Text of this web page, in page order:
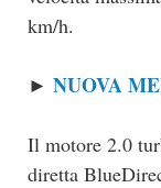
km/h.
► NUOVA
Il motore 2.0
diretta